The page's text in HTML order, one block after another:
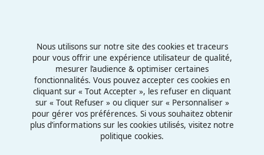
Rue de la Grange aux Bois
57070 - Metz
France
Nous utilisons sur notre site des cookies et traceurs
pour vous offrir une expérience utilisateur de qualité,
mesurer l’audience & optimiser certaines
fonctionnalités. Vous pouvez accepter ces cookies en
cliquant sur « Tout Accepter », les refuser en cliquant
sur « Tout Refuser » ou cliquer sur « Personnaliser »
pour gérer vos préférences. Si vous souhaitez obtenir
plus d’informations sur les cookies utilisés, visitez notre
politique cookies.